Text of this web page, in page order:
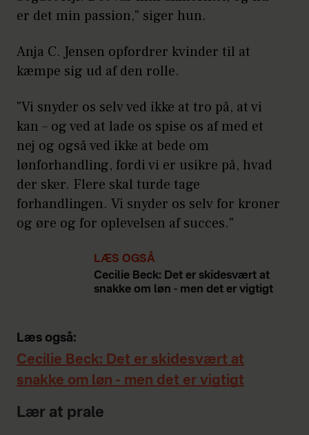
er det min passion," siger hun.
Anja C. Jensen opfordrer kvinder til at
kæmpe sig ud af den rolle.
"Vi snyder os selv ved ikke at tro på, at vi
kan – og ved at lade os spise os af med et
nej og også ved ikke at bede om
lønforhandling, fordi vi er usikre på, hvad
der sker. Flere skal turde tage
forhandlingen. Vi snyder os selv for kroner
og øre og for oplevelsen af succes."
LÆS OGSÅ
Cecilie Beck: Det er skidesvært at
snakke om løn - men det er vigtigt
Læs også:
Cecilie Beck: Det er skidesvært at
snakke om løn - men det er vigtigt
Lær at prale